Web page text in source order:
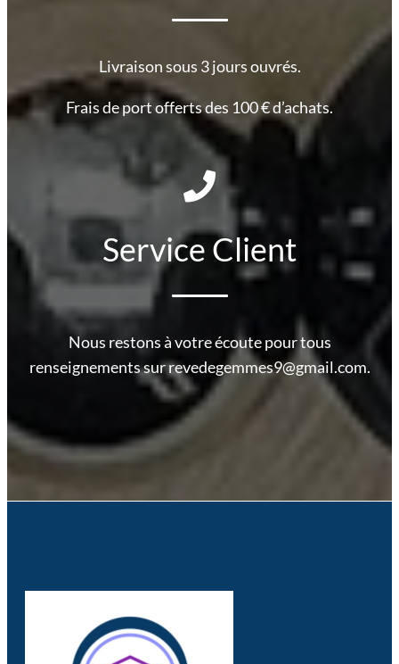
Livraison sous 3 jours ouvrés.
Frais de port offerts des 100 € d’achats.
Service Client
Nous restons à votre écoute pour tous
renseignements sur revedegemmes9@gmail.com.